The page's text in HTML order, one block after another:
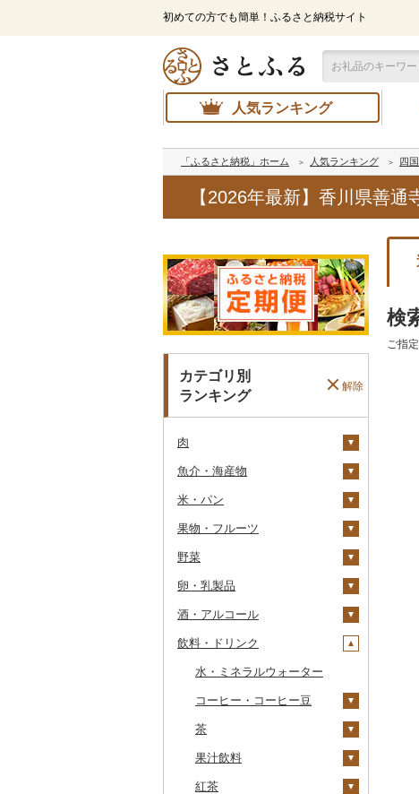
初めての方でも簡単！ふるさと納税サイト
人気ランキング
「ふるさと納税」ホーム 人気ランキング 四
【2026年最新】香川県善
カテゴリ別
ランキング
解除
肉
牛肉（精肉）
ステーキ
すき焼き
焼肉
牛タン
和牛
黒毛和牛
白老牛
米沢牛
山形牛
牛肉（加工品）
ハンバーグ
ローストビーフ
ビーフジャーキー
その他牛肉（加工品）
豚肉（精肉）
すき焼き
しゃぶしゃぶ
焼肉
アグー豚
その他豚肉（精肉）
豚肉（加工品）
ハンバーグ
もつ鍋
ハム
ソーセージ・ウインナ
鶏肉
鶏肉（精肉）
ハム・ソーセージ
唐揚げ
中津からあげ
地鶏
赤鶏さつま
鹿肉
馬肉
羊肉・ラム肉（ジンギス
魚介・海産物
カニ
ズワイガニ
毛ガニ
かにしゃぶ
その他カニ
エビ
ボタンエビ
伊勢海老
その他エビ
いくら
うに
明太子・たらこ
明太子
たらこ
その他魚卵
数の子
からすみ
その他魚卵
貝
帆立（ホタテ）
牡蠣（カキ）
あさり
うなぎ
鮮魚
鮭・サーモン
マグロ
イカ・タコ
イカ
海苔・海藻
米・パン
米
無洗米
玄米
金芽米
ゆめぴりか
つや姫
はえぬき
さがびより
雑穀
餅
その他穀物加工品
パン
果物・フルーツ
ぶどう・マスカット
巨峰
ナガノパープル
ピオーネ
デラウェア
シャインマスカット
いちご
りんご
もも
メロン
さくらんぼ
梨
和梨
洋梨・ラフランス
マンゴー
みかん・柑橘
野菜
いも
じゃがいも
さつまいも
その他いも
トマト
フルーツトマト
ミニトマト
その他トマト
玉ねぎ
ねぎ
とうもろこし
根菜
人参
大根
アスパラガス
豆
卵・乳製品
卵
チーズ
ヨーグルト
牛乳
バター
その他乳製品
酒・アルコール
ビール・発泡酒
ビール
発泡酒
日本酒
純米大吟醸
大吟醸
吟醸
焼酎
麦焼酎
米焼酎
梅酒
泡盛
ワイン
飲料・ドリンク
水・ミネラルウォーター
コーヒー・コーヒー豆
コーヒー豆
粉
茶
飲料
茶葉・ティーバッグ
果汁飲料
りんごジュース
紅茶
検
ご指